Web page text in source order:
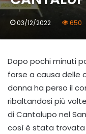
03/12/2022 650
Dopo pochi minuti
forse a causa delle
donna ha perso il
ribaltandosi più
di Cantalupo nel
così è stata trovata